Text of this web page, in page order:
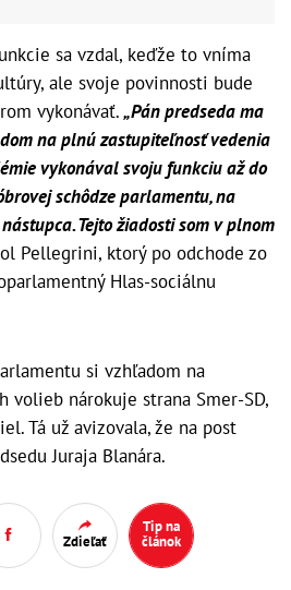
sa vzdal, keďže to vníma
ale svoje povinnosti bude
vykonávať.„Pán predseda ma
na plnú zastupiteľnosť vedenia
vykonával svoju funkciu až do
schôdze parlamentu, na
Tejto žiadosti som v plnom
Pellegrini, ktorý po odchode zo
Hlas-sociálnu
si vzhľadom na
volieb nárokuje strana Smer-SD,
Tá už avizovala, že na post
Juraja Blanára.
Zdieľať
Tip na
článok